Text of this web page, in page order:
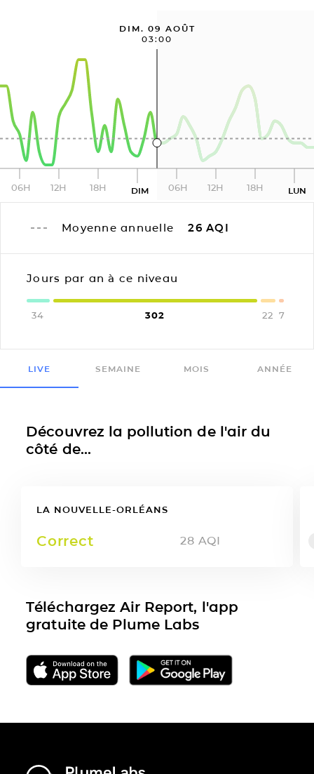
DIM. 09 AOÛT
03:00
06H 12H 18H DIM 06H 12H 18H LUN
Moyenne annuelle 26 AQI
Jours par an à ce niveau
34 302 22 7
LIVE SEMAINE MOIS ANNÉE
Découvrez la pollution de l'air du
côté de...
LA NOUVELLE-ORLÉANS
Correct 28 AQI
Téléchargez Air Report, l'app
gratuite de Plume Labs